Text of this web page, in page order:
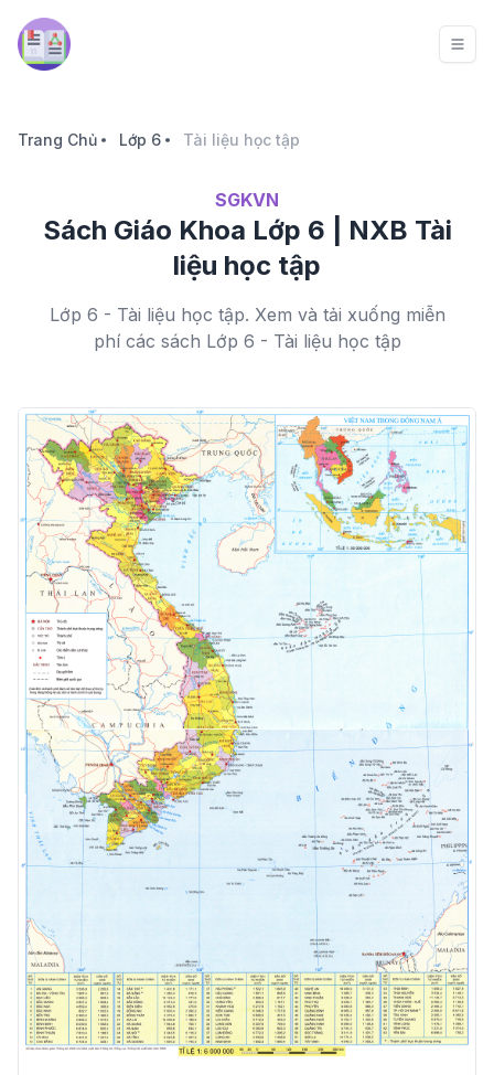
Trang Chủ Lớp 6 Tài liệu học tập
SGKVN
Sách Giáo Khoa Lớp 6 | NXB Tài
liệu học tập
Lớp 6 - Tài liệu học tập. Xem và tải xuống miễn
phí các sách Lớp 6 - Tài liệu học tập